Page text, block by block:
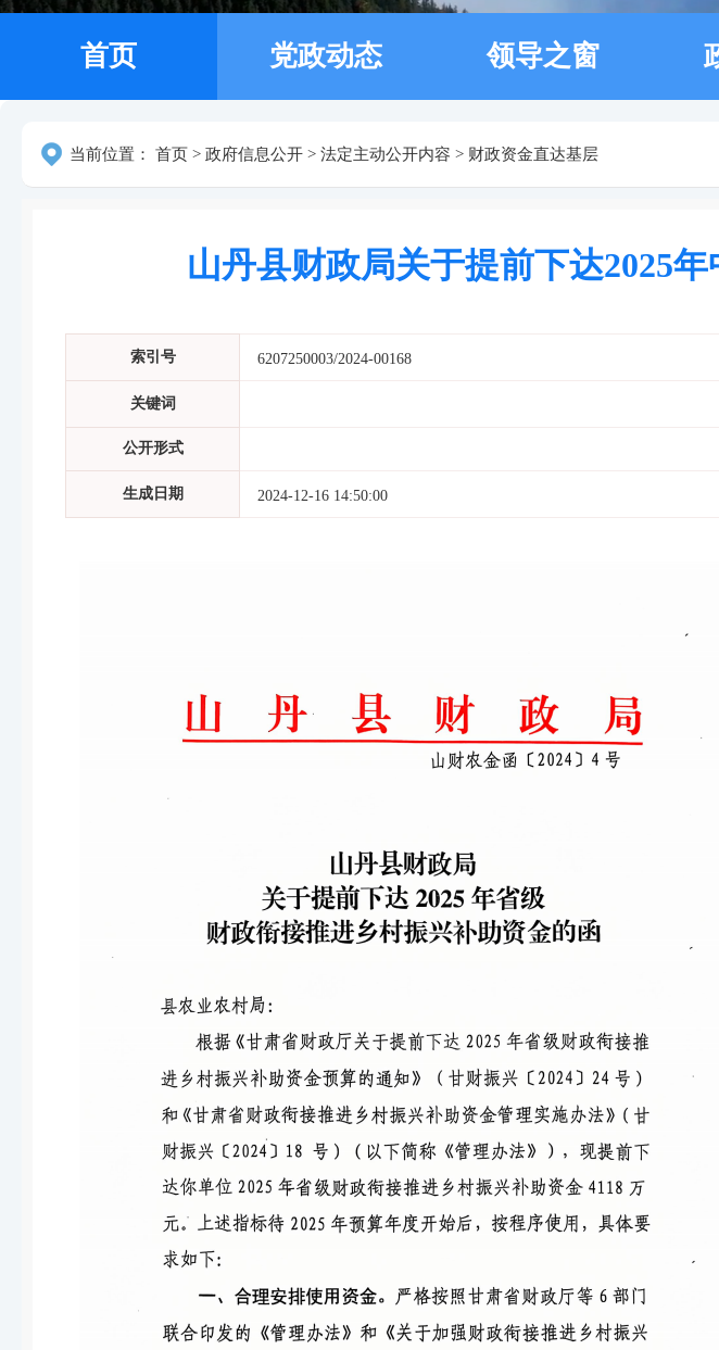
首页 党政动态 领导之窗
当前位置： 首页 > 政府信息公开 > 法定主动公开内容 > 财政资金直达基层
山丹县财政局关于提前下达2025
索引号 6207250003/2024-00168
关键词
公开形式
生成日期 2024-12-16 14:50:00